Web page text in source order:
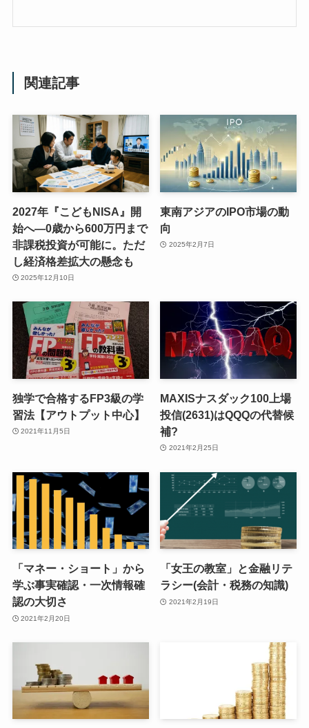
関連記事
2027年『こどもNISA』開
始へ―0歳から600万円まで
非課税投資が可能に。ただ
し経済格差拡大の懸念も
2025年12月10日
東南アジアのIPO市場の動
向
2025年2月7日
独学で合格するFP3級の学
習法【アウトプット中心】
2021年11月5日
MAXISナスダック100上場
投信(2631)はQQQの代替候
補?
2021年2月25日
「マネー・ショート」から
学ぶ事実確認・一次情報確
認の大切さ
2021年2月20日
「女王の教室」と金融リテ
ラシー(会計・税務の知識)
2021年2月19日